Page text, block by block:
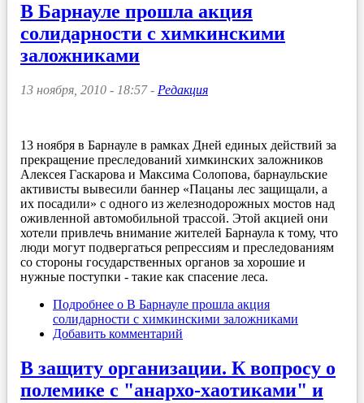
В Барнауле прошла акция
солидарности с химкинскими
заложниками
13 ноября, 2010 - 18:57 - Редакция
13 ноября в Барнауле в рамках Дней единых действий за
прекращение преследований химкинских заложников
Алексея Гаскарова и Максима Солопова, барнаульские
активисты вывесили баннер «Пацаны лес защищали, а
их посадили» с одного из железнодорожных мостов над
оживленной автомобильной трассой. Этой акцией они
хотели привлечь внимание жителей Барнаула к тому, что
люди могут подвергаться репрессиям и преследованиям
со стороны государственных органов за хорошие и
нужные поступки - такие как спасение леса.
Подробнее о В Барнауле прошла акция
солидарности с химкинскими заложниками
Добавить комментарий
В защиту организации. К вопросу о
полемике с "анархо-хаотиками" и